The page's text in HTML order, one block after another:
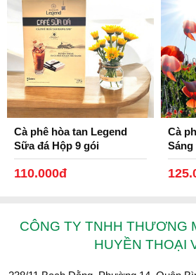
Cà phê hòa tan Legend
Sữa đá Hộp 9 gói
110.000đ
Cà
Sáng
CÔNG TY TNHH THƯƠNG
HUYỀN THOẠI